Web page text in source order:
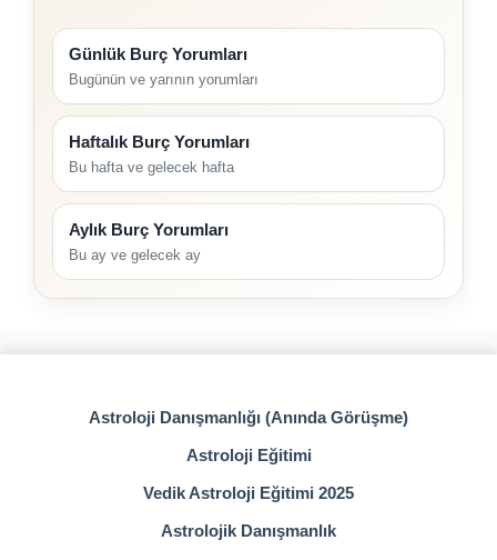
Günlük Burç Yorumları
Bugünün ve yarının yorumları
Haftalık Burç Yorumları
Bu hafta ve gelecek hafta
Aylık Burç Yorumları
Bu ay ve gelecek ay
Astroloji Danışmanlığı (Anında Görüşme)
Astroloji Eğitimi
Vedik Astroloji Eğitimi 2025
Astrolojik Danışmanlık